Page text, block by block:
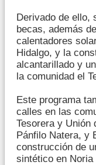
Derivado de ello,
becas, además
calentadores
Hidalgo, y la
alcantarillado y
la comunidad el
Este programa
calles en las
Tesorera y Unión
Pánfilo Natera, y
construcción de
sintético en Noria